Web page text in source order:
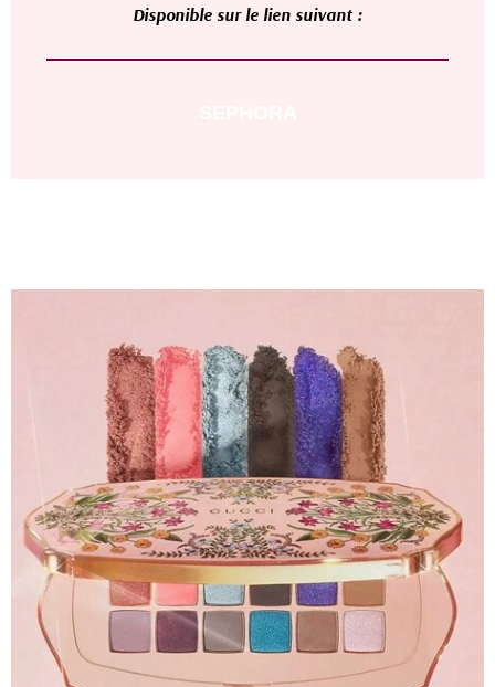
Disponible sur le lien suivant :